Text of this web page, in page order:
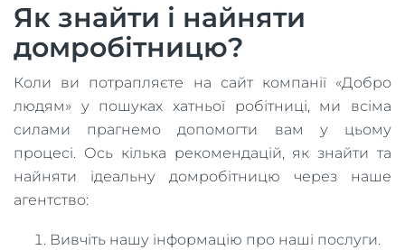
Як знайти і найняти
домробітницю?
Коли ви потрапляєте на сайт компанії «Добро
людям» у пошуках хатньої робітниці, ми всіма
силами прагнемо допомогти вам у цьому
процесі. Ось кілька рекомендацій, як знайти та
найняти ідеальну домробітницю через наше
агентство:
Вивчіть нашу інформацію про наші послуги.